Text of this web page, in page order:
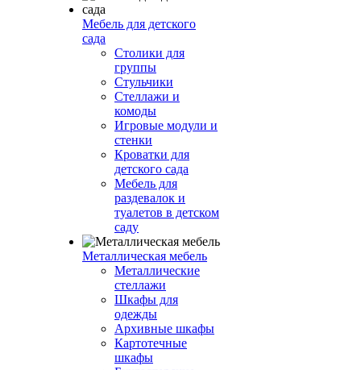
Мебель для детского
сада
Столики для
группы
Стульчики
Стеллажи и
комоды
Игровые модули и
стенки
Кроватки для
детского сада
Мебель для
раздевалок и
туалетов в детском
саду
Металлическая мебель
Металлические
стеллажи
Шкафы для
одежды
Архивные шкафы
Картотечные
шкафы